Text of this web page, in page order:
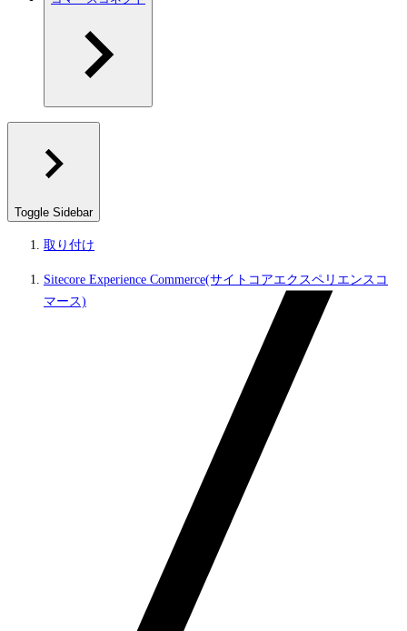
Toggle Sidebar
取り付け
Sitecore Experience Commerce(サイトコアエクスペリエンスコ
マース)